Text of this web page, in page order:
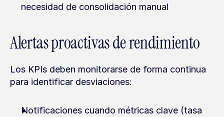
necesidad de consolidación manual
Alertas proactivas de rendimiento
Los KPIs deben monitorarse de forma continua
para identificar desviaciones:
Notificaciones cuando métricas clave (tasa